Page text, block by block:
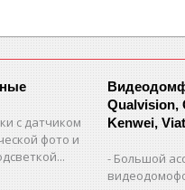
с датчиком
фото и
Qualvision,
Kenwei,
Большой